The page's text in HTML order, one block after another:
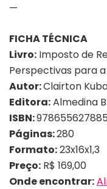
—
FICHA TÉCNICA
Livro: Imposto de
Perspectivas para
Autor:Clairton
Editora:Almedina
ISBN:
Páginas:280
Formato:23x16x1,3
Preço: R$ 169,00
Onde encontrar: